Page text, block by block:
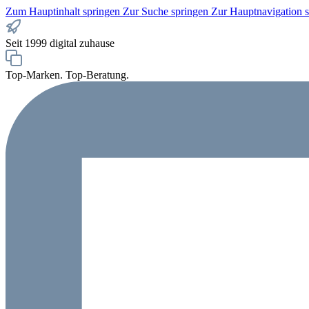
Zum Hauptinhalt springen Zur Suche springen Zur Hauptnavigation
Seit 1999 digital zuhause
Top-Marken. Top-Beratung.